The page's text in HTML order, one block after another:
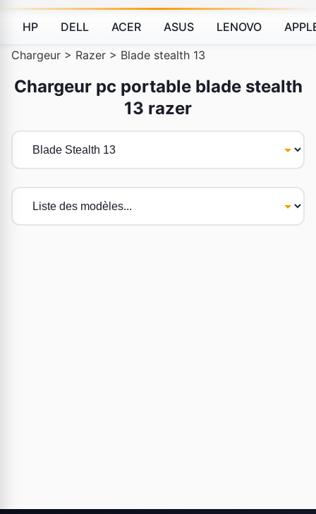
HP DELL ACER ASUS LENOVO
Chargeur > Razer > Blade stealth 13
Chargeur pc portable blade stealth
13 razer